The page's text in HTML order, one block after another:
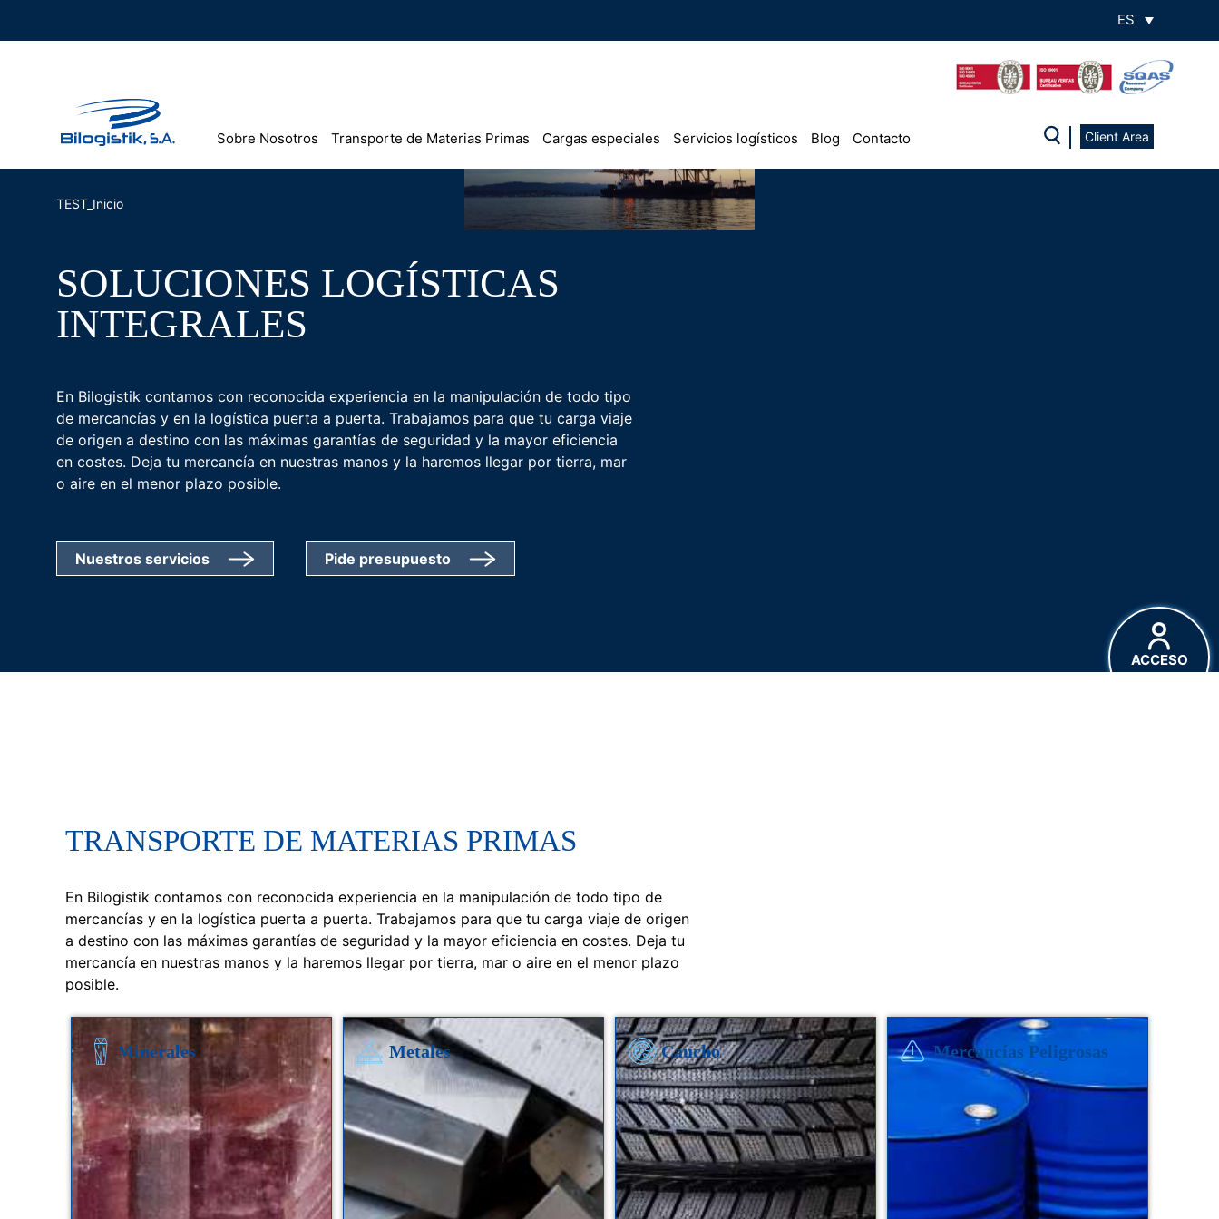
ES
Sobre Nosotros Transporte de Materias Primas Cargas especiales Servicios logísticos Blog Contacto Client Area
TEST_Inicio
SOLUCIONES LOGÍSTICAS
INTEGRALES
En Bilogistik contamos con reconocida experiencia en la manipulación de todo tipo
de mercancías y en la logística puerta a puerta. Trabajamos para que tu carga viaje
de origen a destino con las máximas garantías de seguridad y la mayor eficiencia
en costes. Deja tu mercancía en nuestras manos y la haremos llegar por tierra, mar
o aire en el menor plazo posible.
Nuestros servicios Pide presupuesto
ACCESO
TRANSPORTE DE MATERIAS PRIMAS
En Bilogistik contamos con reconocida experiencia en la manipulación de todo tipo de
mercancías y en la logística puerta a puerta. Trabajamos para que tu carga viaje de origen
a destino con las máximas garantías de seguridad y la mayor eficiencia en costes. Deja tu
mercancía en nuestras manos y la haremos llegar por tierra, mar o aire en el menor plazo
posible.
Minerales Metales Caucho Mercancías Peligrosas